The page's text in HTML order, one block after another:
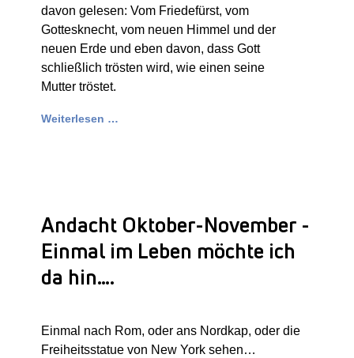
davon gelesen: Vom Friedefürst, vom
Gottesknecht, vom neuen Himmel und der
neuen Erde und eben davon, dass Gott
schließlich trösten wird, wie einen seine
Mutter tröstet.
Weiterlesen …
Andacht Oktober-November -
Einmal im Leben möchte ich
da hin….
Einmal nach Rom, oder ans Nordkap, oder die
Freiheitsstatue von New York sehen…